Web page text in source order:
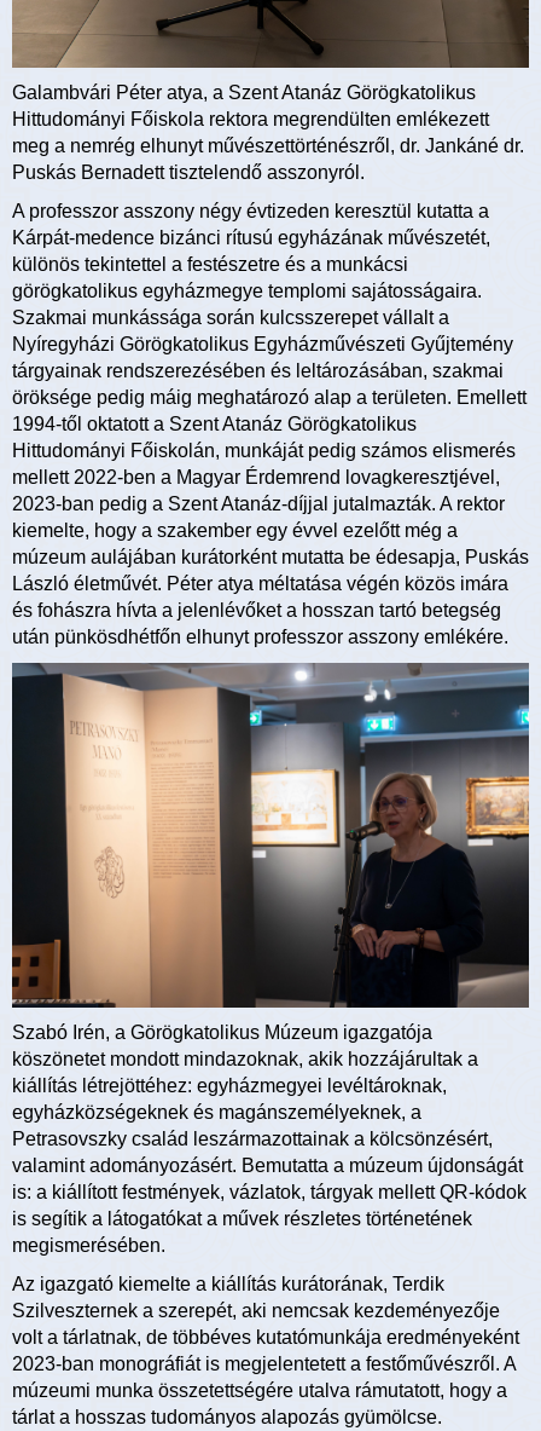
Galambvári Péter atya, a Szent Atanáz Görögkatolikus
Hittudományi Főiskola rektora megrendülten emlékezett
meg a nemrég elhunyt művészettörténészről, dr. Jankáné dr.
Puskás Bernadett tisztelendő asszonyról.
A professzor asszony négy évtizeden keresztül kutatta a
Kárpát-medence bizánci rítusú egyházának művészetét,
különös tekintettel a festészetre és a munkácsi
görögkatolikus egyházmegye templomi sajátosságaira.
Szakmai munkássága során kulcsszerepet vállalt a
Nyíregyházi Görögkatolikus Egyházművészeti Gyűjtemény
tárgyainak rendszerezésében és leltározásában, szakmai
öröksége pedig máig meghatározó alap a területen. Emellett
1994-től oktatott a Szent Atanáz Görögkatolikus
Hittudományi Főiskolán, munkáját pedig számos elismerés
mellett 2022-ben a Magyar Érdemrend lovagkeresztjével,
2023-ban pedig a Szent Atanáz-díjjal jutalmazták. A rektor
kiemelte, hogy a szakember egy évvel ezelőtt még a
múzeum aulájában kurátorként mutatta be édesapja, Puskás
László életművét. Péter atya méltatása végén közös imára
és fohászra hívta a jelenlévőket a hosszan tartó betegség
után pünkösdhétfőn elhunyt professzor asszony emlékére.
Szabó Irén, a Görögkatolikus Múzeum igazgatója
köszönetet mondott mindazoknak, akik hozzájárultak a
kiállítás létrejöttéhez: egyházmegyei levéltároknak,
egyházközségeknek és magánszemélyeknek, a
Petrasovszky család leszármazottainak a kölcsönzésért,
valamint adományozásért. Bemutatta a múzeum újdonságát
is: a kiállított festmények, vázlatok, tárgyak mellett QR-kódok
is segítik a látogatókat a művek részletes történetének
megismerésében.
Az igazgató kiemelte a kiállítás kurátorának, Terdik
Szilveszternek a szerepét, aki nemcsak kezdeményezője
volt a tárlatnak, de többéves kutatómunkája eredményeként
2023-ban monográfiát is megjelentetett a festőművészről. A
múzeumi munka összetettségére utalva rámutatott, hogy a
tárlat a hosszas tudományos alapozás gyümölcse.